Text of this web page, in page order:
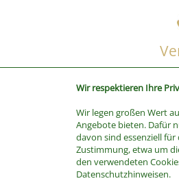
Wir respektieren Ihre
Wir legen großen Wert
Angebote bieten. Dafür
davon sind essenziell
Zustimmung, etwa um
den verwendeten
Datenschutzhinweisen.
Stichwort
Kategorie
Hersteller